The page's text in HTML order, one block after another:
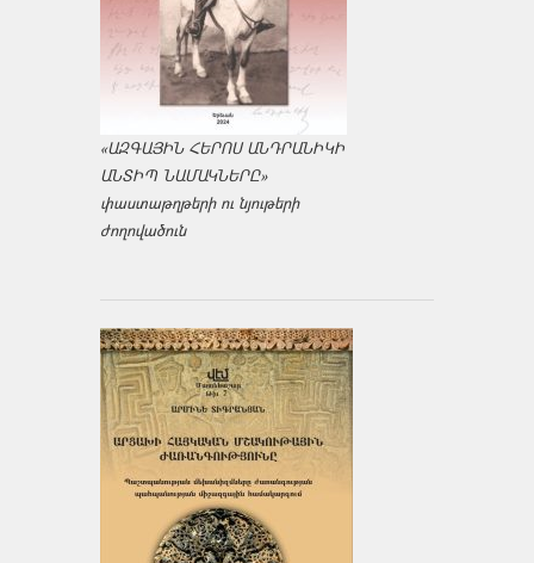
«ԱԶԳԱՅԻՆ ՀԵՐՈՍ ԱՆԴՐԱՆԻԿԻ
ԱՆՏԻՊ ՆԱՄԱԿՆԵՐԸ»
փաստաթղթերի ու նյութերի
ժողովածուն